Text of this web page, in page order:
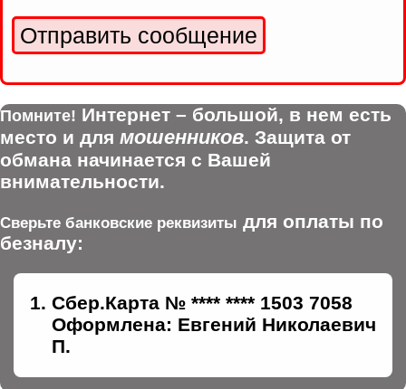
Помните! Интернет – большой, в нем есть
место и для мошенников. Защита от
обмана начинается с Вашей
внимательности.
Сверьте банковские реквизиты для оплаты по
безналу:
Сбер.Карта № **** **** 1503 7058
Оформлена: Евгений Николаевич
П.